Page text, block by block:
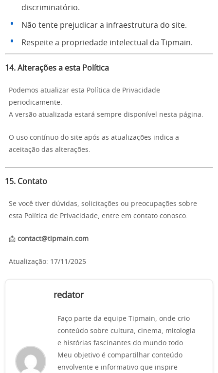
discriminatório.
Não tente prejudicar a infraestrutura do site.
Respeite a propriedade intelectual da Tipmain.
14. Alterações a esta Política
Podemos atualizar esta Política de Privacidade
periodicamente.
A versão atualizada estará sempre disponível nesta página.
O uso contínuo do site após as atualizações indica a
aceitação das alterações.
15. Contato
Se você tiver dúvidas, solicitações ou preocupações sobre
esta Política de Privacidade, entre em contato conosco:
📩 contact@tipmain.com
Atualização: 17/11/2025
redator
Faço parte da equipe Tipmain, onde crio
conteúdo sobre cultura, cinema, mitologia
e histórias fascinantes do mundo todo.
Meu objetivo é compartilhar conteúdo
envolvente e informativo que inspire